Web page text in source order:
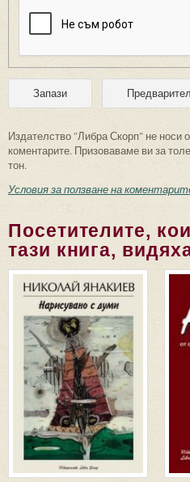
Издателство "Либра Скорп" не носи
коментарите. Призоваваме ви за
тон.
Условия за ползване на
Посетителите,
тази книга,